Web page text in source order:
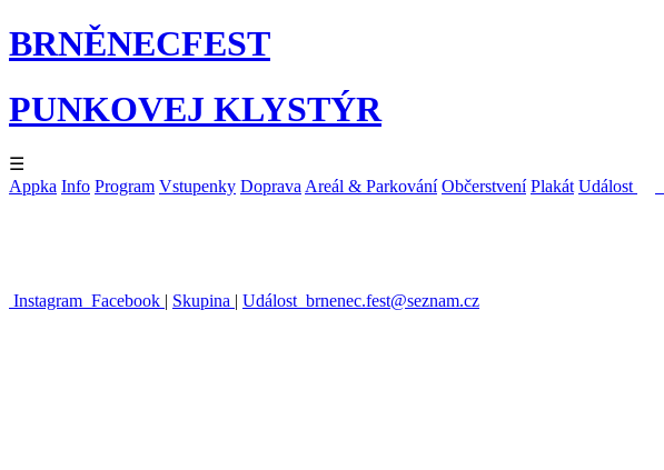
BRNĚNECFEST
PUNKOVEJ KLYSTÝR
☰
Appka Info Program Vstupenky Doprava Areál & Parkování Občerstvení Plakát Událost
Instagram Facebook | Skupina | Událost brnenec.fest@seznam.cz